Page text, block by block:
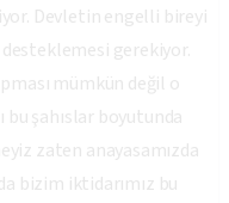
Devletin engelli bireyi
gerekiyor.
mümkün değil o
şahıslar boyutunda
zaten anayasamızda
bizim iktidarımız bu